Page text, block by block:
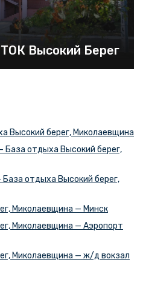
ТОК Высокий Берег
Высокий берег, Миколаевщина
База отдыха Высокий берег,
отдыха Высокий берег,
Миколаевщина — Минск
Миколаевщина — Аэропорт
Миколаевщина — ж/д вокзал